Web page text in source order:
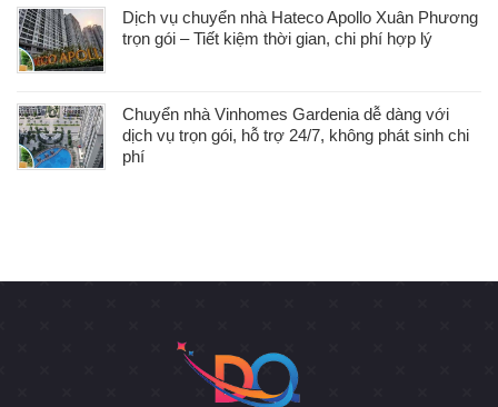
Dịch vụ chuyển nhà Hateco Apollo Xuân Phương
trọn gói – Tiết kiệm thời gian, chi phí hợp lý
Chuyển nhà Vinhomes Gardenia dễ dàng với
dịch vụ trọn gói, hỗ trợ 24/7, không phát sinh chi
phí